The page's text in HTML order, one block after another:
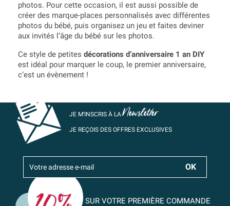
photos. Pour cette occasion, il est aussi possible de
créer des marque-places personnalisés avec différentes
photos du bébé, puis organisez un jeu et faites deviner
aux invités l’âge du bébé sur les photos.
Ce style de petites décorations d’anniversaire 1 an DIY
est idéal pour marquer le coup, le premier anniversaire,
c’est un évènement !
JE M’INSCRIS À LANewsletter
JE REÇOIS DES OFFRES EXCLUSIVES
SUR VOTRE PREMIÈRE COMMANDE